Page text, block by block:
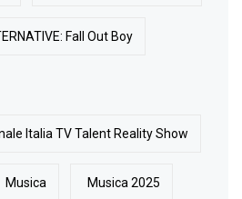
Fall Out Boy
Italia TV Talent Reality Show
Musica Musica 2025